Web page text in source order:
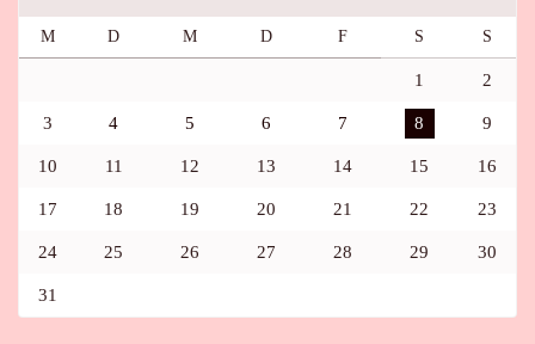
M D M D F S S
1 2
3 4 5 6 7 8 9
10 11 12 13 14 15 16
17 18 19 20 21 22 23
24 25 26 27 28 29 30
31